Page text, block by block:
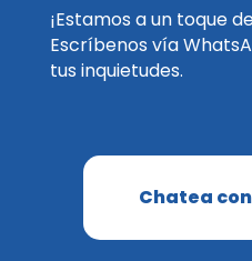
¡Estamos a un toque
Escríbenos vía
tus inquietudes.
Chatea